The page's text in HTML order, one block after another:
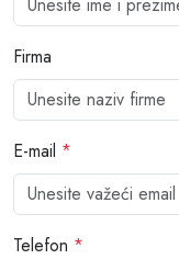
Firma
E-mail *
Telefon *